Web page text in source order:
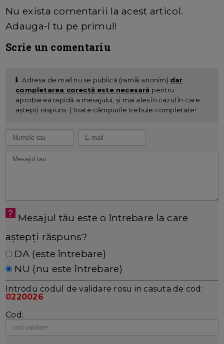
Nu exista comentarii la acest articol.
Adauga-l tu pe primul!
Scrie un comentariu
Adresa de mail nu se publică (ramâi anonim) dar
completarea corectă este necesară pentru
aprobarea rapidă a mesajului, și mai ales în cazul în care
aștepți răspuns. | Toate câmpurile trebuie completate!
Mesajul tău este o întrebare la care
aștepți răspuns?
DA (este întrebare)
NU (nu este întrebare)
Introdu codul de validare rosu in casuta de cod:
0220026
Cod: